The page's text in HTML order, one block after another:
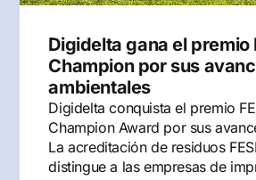
Digidelta gana el premio
Champion por sus
ambientales
Digidelta conquista el premio
Champion Award por sus
La acreditación de residuos
distingue a las empresas de